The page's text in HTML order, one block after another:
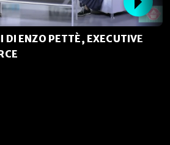
DI ENZO PETTÈ, EXECUTIVE